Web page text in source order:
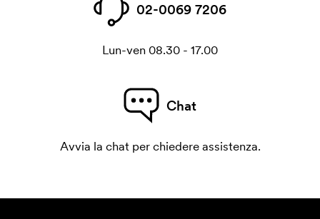
02-0069 7206
Lun-ven 08.30 - 17.00
Chat
Avvia la chat per chiedere assistenza.